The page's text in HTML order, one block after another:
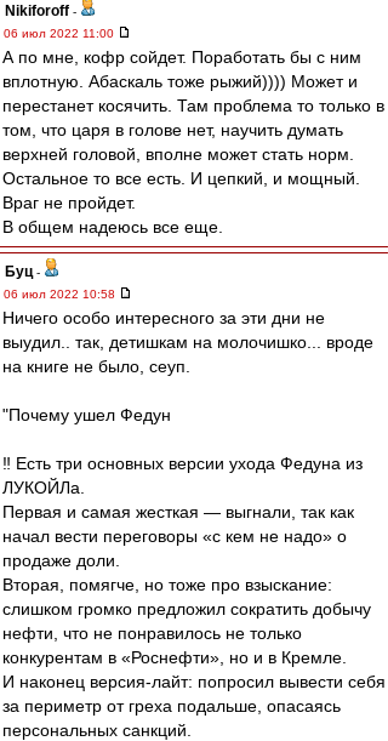
Nikiforoff -
06 июл 2022 11:00
А по мне, кофр сойдет. Поработать бы с ним
вплотную. Абаскаль тоже рыжий)))) Может и
перестанет косячить. Там проблема то только в
том, что царя в голове нет, научить думать
верхней головой, вполне может стать норм.
Остальное то все есть. И цепкий, и мощный.
Враг не пройдет.
В общем надеюсь все еще.
Буц -
06 июл 2022 10:58
Ничего особо интересного за эти дни не
выудил.. так, детишкам на молочишко... вроде
на книге не было, сеуп.
"​Почему ушел Федун
‼️ Есть три основных версии ухода Федуна из
ЛУКОЙЛа.
Первая и самая жесткая — выгнали, так как
начал вести переговоры «с кем не надо» о
продаже доли.
Вторая, помягче, но тоже про взыскание:
слишком громко предложил сократить добычу
нефти, что не понравилось не только
конкурентам в «Роснефти», но и в Кремле.
И наконец версия-лайт: попросил вывести себя
за периметр от греха подальше, опасаясь
персональных санкций.